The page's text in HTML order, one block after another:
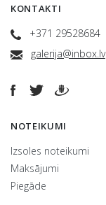
KONTAKTI
+371 29528684
galerija@inbox.lv
NOTEIKUMI
Izsoles noteikumi
Maksājumi
Piegāde